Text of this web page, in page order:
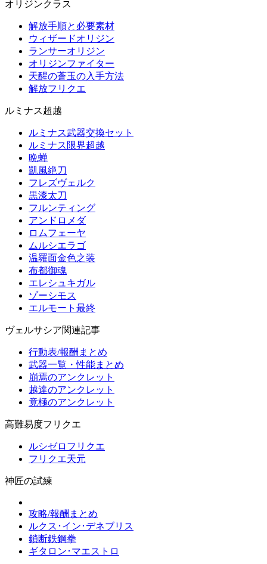
オリジンクラス
解放手順と必要素材
ウィザードオリジン
ランサーオリジン
オリジンファイター
天醒の蒼玉の入手方法
解放フリクエ
ルミナス超越
ルミナス武器交換セット
ルミナス限界超越
晩蝉
凱風絶刀
フレズヴェルク
黒漆太刀
フルンティング
アンドロメダ
ロムフェーヤ
ムルシエラゴ
温羅面金色之装
布都御魂
エレシュキガル
ゾーシモス
エルモート最終
ヴェルサシア関連記事
行動表/報酬まとめ
武器一覧・性能まとめ
崩焉のアンクレット
越達のアンクレット
竟極のアンクレット
高難易度フリクエ
ルシゼロフリクエ
フリクエ天元
神匠の試練
攻略/報酬まとめ
ルクス･イン･デネブリス
鎖断鉄鋼拳
ギタロン･マエストロ